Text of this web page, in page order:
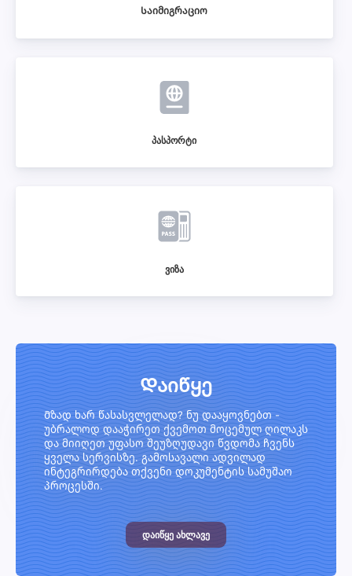
Საიმიგრაციო
პასპორტი
ვიზა
Დაიწყე
Მზად ხარ წასასვლელად? ნუ დააყოვნებთ -
უბრალოდ დააჭირეთ ქვემოთ მოცემულ ღილაკს
და მიიღეთ უფასო შეუზღუდავი წვდომა ჩვენს
ყველა სერვისზე. გამოსავალი ადვილად
ინტეგრირდება თქვენი დოკუმენტის სამუშაო
პროცესში.
ᲓᲐᲘᲬᲧᲔ ᲐᲮᲚᲐᲕᲔ